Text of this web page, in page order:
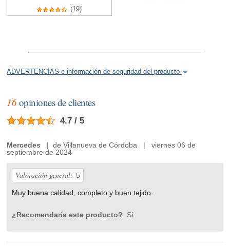
(19)
ADVERTENCIAS e información de seguridad del producto
16opiniones de clientes
4.7 / 5
Mercedes | de Villanueva de Córdoba | viernes 06 de
septiembre de 2024
Valoración general: 5
Muy buena calidad, completo y buen tejido.
¿Recomendaría este producto? Sí